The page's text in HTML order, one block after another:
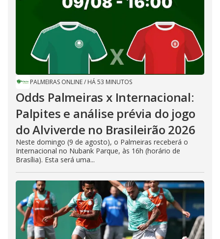
PALMEIRAS ONLINE/ HÁ 53 MINUTOS
Odds Palmeiras x Internacional:
Palpites e análise prévia do jogo
do Alviverde no Brasileirão 2026
Neste domingo (9 de agosto), o Palmeiras receberá o
Internacional no Nubank Parque, às 16h (horário de
Brasília). Esta será uma...